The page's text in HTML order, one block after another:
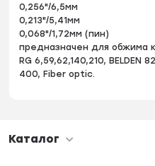
0,256"/6,5мм
0,213"/5,41мм
0,068"/1,72мм (пин)
предназначен для обжима
RG 6,59,62,140,210, BELDEN
400, Fiber optic.
Каталог